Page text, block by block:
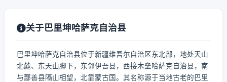
关于巴里坤哈萨克自治县
巴里坤哈萨克自治县位于新疆维吾尔自治区东北部，地处天山
北麓、东天山脚下，东邻伊吾县，西接木垒哈萨克自治县，南
与鄯善县隔山相望，北靠蒙古国。其名称源于当地古老的巴里